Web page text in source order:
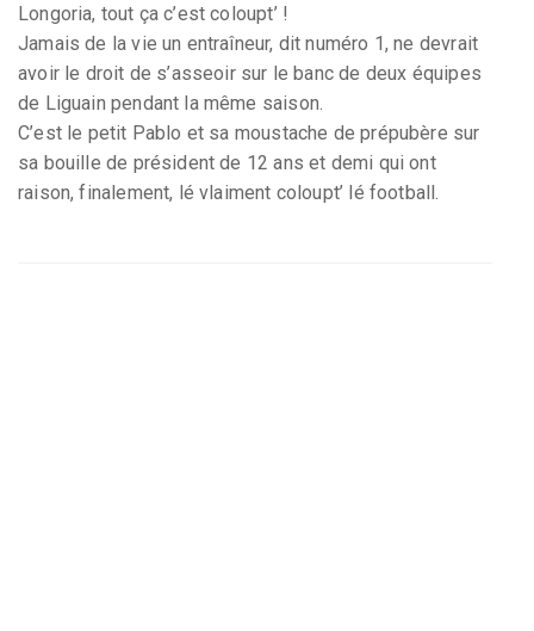
Longoria, tout ça c’est coloupt’ !
Jamais de la vie un entraîneur, dit numéro 1, ne devrait
avoir le droit de s’asseoir sur le banc de deux équipes
de Liguain pendant la même saison.
C’est le petit Pablo et sa moustache de prépubère sur
sa bouille de président de 12 ans et demi qui ont
raison, finalement, lé vlaiment coloupt’ lé football.